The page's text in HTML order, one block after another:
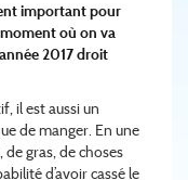
important pour
où on va
2017 droit
il est aussi un
de manger. En une
gras, de choses
d’avoir cassé le